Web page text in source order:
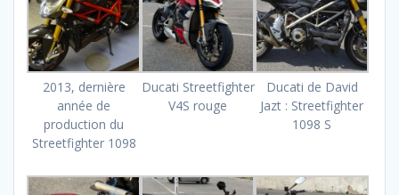
2013, dernière
année de
production du
Streetfighter 1098
Ducati Streetfighter
V4S rouge
Ducati de David
Jazt : Streetfighter
1098 S